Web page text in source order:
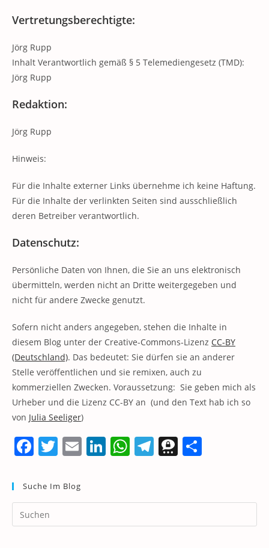
Vertretungsberechtigte:
Jörg Rupp
Inhalt Verantwortlich gemäß § 5 Telemediengesetz (TMD):
Jörg Rupp
Redaktion:
Jörg Rupp
Hinweis:
Für die Inhalte externer Links übernehme ich keine Haftung.
Für die Inhalte der verlinkten Seiten sind ausschließlich
deren Betreiber verantwortlich.
Datenschutz:
Persönliche Daten von Ihnen, die Sie an uns elektronisch
übermitteln, werden nicht an Dritte weitergegeben und
nicht für andere Zwecke genutzt.
Sofern nicht anders angegeben, stehen die Inhalte in
diesem Blog unter der Creative-Commons-Lizenz CC-BY
(Deutschland). Das bedeutet: Sie dürfen sie an anderer
Stelle veröffentlichen und sie remixen, auch zu
kommerziellen Zwecken. Voraussetzung: Sie geben mich als
Urheber und die Lizenz CC-BY an (und den Text hab ich so
von Julia Seeliger)
F
c
e
b
T
itt
er
E
l
Li
e
dI
W
s
A
T
gr
a
T
e
m
n
Suche Im Blog